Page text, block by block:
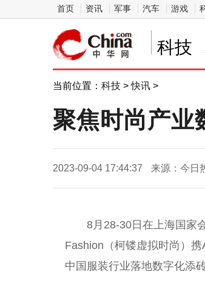
首页 资讯 军事 汽车 游戏
科技
当前位置： 科技 >快讯 >
聚焦时尚产业
2023-09-04 17:44:37 来源：今日
8月28-30日在上海国家
Fashion（柯镂虚拟时尚）
中国服装行业落地数字化添砖